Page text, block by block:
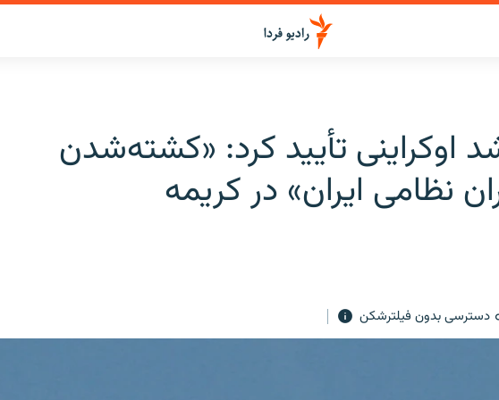
اوکراینی تأیید کرد: «کشته‌شدن
نظامی ایران» در کریمه
دسترسی بدون فیلترشکن